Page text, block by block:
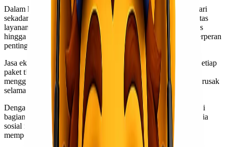
Dalam konteks jasa ekspedisi, unboxing memiliki arti lebih dari
sekadar membuka paket. Proses ini juga mencerminkan kualitas
layanan pengiriman yang diberikan. Dari cara barang dikemas
hingga kondisi saat sampai di tangan konsumen, semua itu berperan
penting dalam kesan pertama.
Jasa ekspedisi bertanggung jawab untuk memastikan bahwa setiap
paket tiba dengan selamat dan dalam keadaan baik. Mereka
menggunakan berbagai teknik pengemasan agar barang tidak rusak
selama perjalanan.
Dengan semakin populernya belanja online, unboxing menjadi
bagian dari budaya konsumsi modern. Banyak pengguna media
sosial membagikan momen unboxing mereka, sehingga dapat
mempengaruhi minat beli orang lain terhadap produk tertentu.